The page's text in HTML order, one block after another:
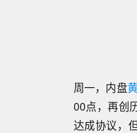
周一，内盘
00点，再创
达成协议，